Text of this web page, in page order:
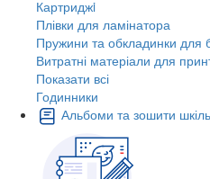
Картриджi
Плівки для ламінатора
Пружини та обкладинки для
Витратні матеріали для
Показати всі
Годинники
Альбоми та зошити